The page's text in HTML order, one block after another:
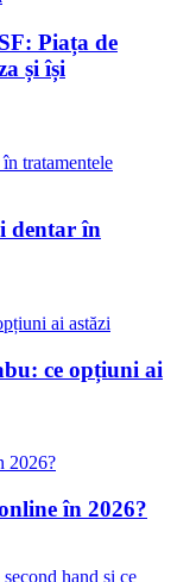
Piața de
și își
dentar în
ce opțiuni ai
în 2026?